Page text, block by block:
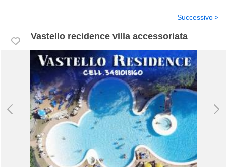
Vastello recidence villa accessoriata
Successivo